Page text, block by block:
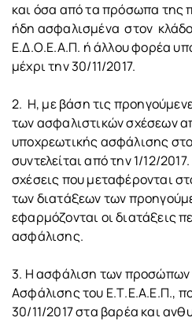
και όσα από τα πρόσωπα της
ήδη ασφαλισμένα στον
Ε.Δ.Ο.Ε.Α.Π. ή άλλου φορέα
μέχρι την 30/11/2017.
2. Η, με βάση τις
των ασφαλιστικών σχέσεων
υποχρεωτικής ασφάλισης
συντελείται από την 1/12/
σχέσεις που μεταφέρονται
των διατάξεων των
εφαρμόζονται οι διατάξεις
ασφάλισης.
3. Η ασφάλιση των προσώπων
Ασφάλισης του Ε.Τ.Ε.Α.Ε.Π.,
30/11/2017 στα βαρέα και